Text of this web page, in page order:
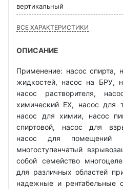
вертикальный
ВСЕ ХАРАКТЕРИСТИКИ
ОПИСАНИЕ
Применение: насос спирта,
жидкостей, насос на БРУ,
насос растворителя,
химический EX, насос для
насос для химии, насос
спиртовой, насос для
насос для помещений
многоступенчатый
собой семейство
для различных областей
надежные и рентабельные